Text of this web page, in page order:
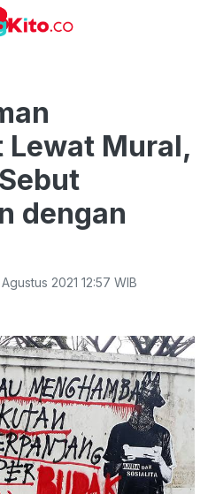
Lewat Mural,
dengan
2021 12:57 WIB